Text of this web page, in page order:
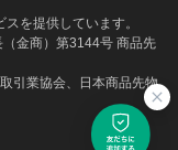
を提供しています。
金商）第3144号 商品先
引業協会、日本商品先物